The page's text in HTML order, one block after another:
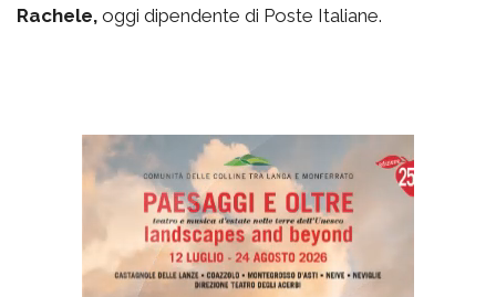
Rachele, oggi dipendente di Poste Italiane.